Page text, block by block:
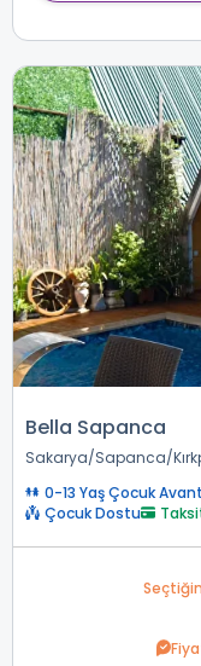
Bella Sapanca
Sakarya Sapanca
0-13 Yaş Çocuk
Çocuk Dostu